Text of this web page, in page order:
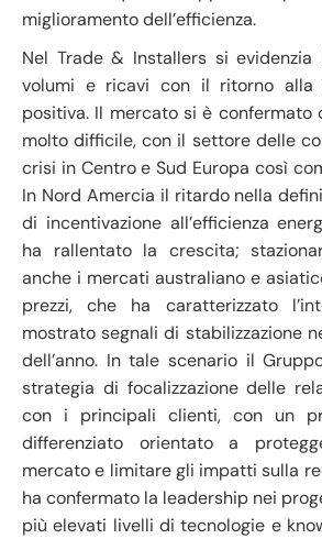
miglioramento dell’efficienza.
Nel Trade & Installers si
volumi e ricavi con il ritorno alla
positiva. Il mercato si è confermato
molto difficile, con il settore delle
crisi in Centro e Sud Europa così
In Nord Amercia il ritardo nella
di incentivazione all’efficienza
ha rallentato la crescita;
anche i mercati australiano e
prezzi, che ha caratterizzato
mostrato segnali di stabilizzazione
dell’anno. In tale scenario il
strategia di focalizzazione delle
con i principali clienti, con un
differenziato orientato a
mercato e limitare gli impatti sulla
ha confermato la leadership nei
più elevati livelli di tecnologie e